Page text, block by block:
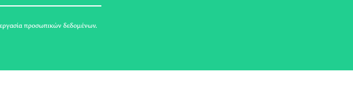
προσωπικών δεδομένων.